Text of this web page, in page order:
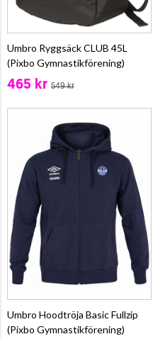
Umbro Ryggsäck CLUB 45L
(Pixbo Gymnastikförening)
465 kr 549 kr
Umbro Hoodtröja Basic Fullzip
(Pixbo Gymnastikförening)